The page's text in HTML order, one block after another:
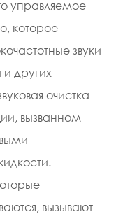
управляемое
которое
звуки
других
очистка
вызванном
вызывают